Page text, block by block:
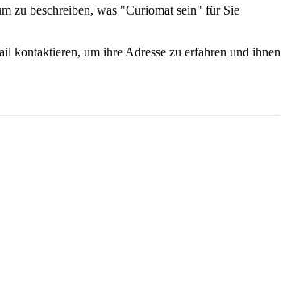
zu beschreiben, was "Curiomat sein" für Sie
kontaktieren, um ihre Adresse zu erfahren und ihnen